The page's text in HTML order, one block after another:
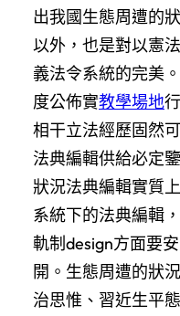
出我國生態周遭的
以外，也是對以憲
義法令系統的完美
度公佈實教學場地
相干立法經歷固然
法典編輯供給必定
狀況法典編輯實質
系統下的法典編輯
軌制design方面要
開。生態周遭的狀
治思惟、習近生平